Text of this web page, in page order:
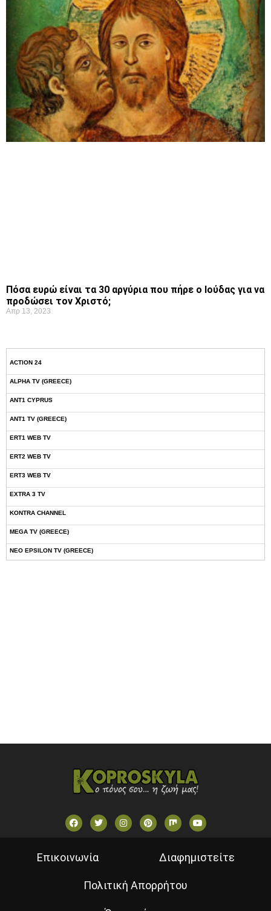
Πόσα ευρώ είναι τα 30 αργύρια που πήρε ο Ιούδας για να
προδώσει τον Χριστό;
Απρ 13, 2023
ACTION 24
ALPHA TV (GREECE)
ANT1 CYPRUS
ANT1 TV (GREECE)
ERT1 WEB TV
ERT2 WEB TV
ERT3 WEB TV
EXTRA 3 TV
KONTRA CHANNEL
MEGA TV (GREECE)
NEO EPSILON TV (GREECE)
Επικοινωνία Διαφημιστείτε
Πολιτική Απορρήτου